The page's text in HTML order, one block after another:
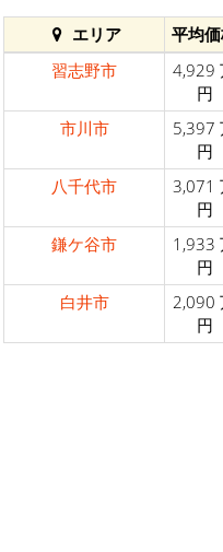
エリア 平均
習志野市
4,929
円
市川市
5,397
円
八千代市
3,071
円
鎌ケ谷市
1,933
円
白井市
2,090
円